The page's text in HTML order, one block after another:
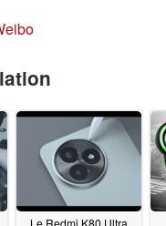
Le Redmi K80 Ultra